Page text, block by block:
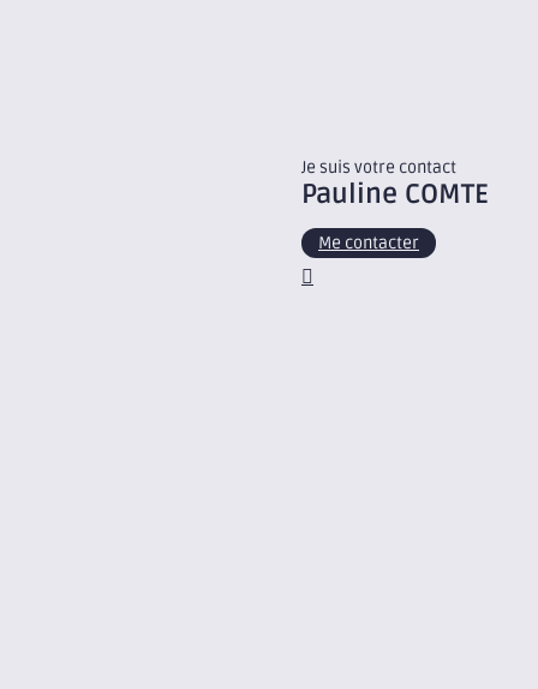
Je suis votre contact
Pauline COMTE
Me contacter